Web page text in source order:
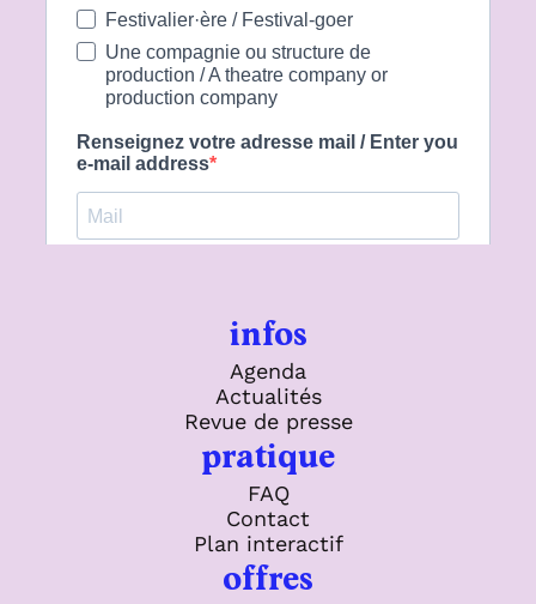
infos
Agenda
Actualités
Revue de presse
pratique
FAQ
Contact
Plan interactif
offres